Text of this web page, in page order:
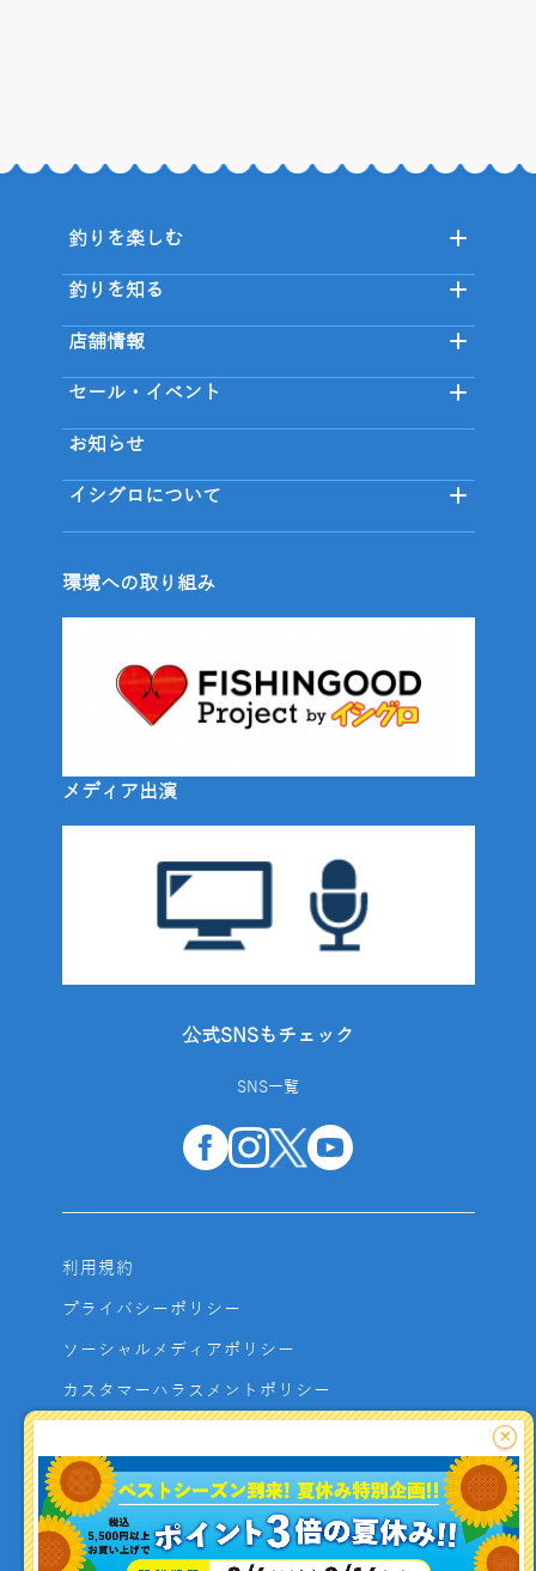
釣りを楽しむ
釣りを知る
店舗情報
セール・イベント
お知らせ
イシグロについて
環境への取り組み
メディア出演
公式SNSもチェック
SNS一覧
利用規約
プライバシーポリシー
ソーシャルメディアポリシー
カスタマーハラスメントポリシー
よくあるご質問
お問い合わせ
利用者資金の保全方法
×